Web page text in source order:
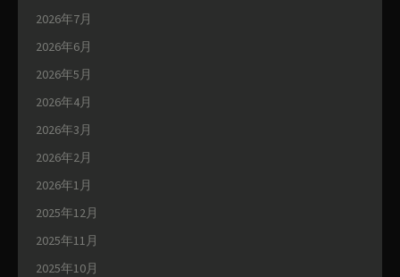
2026年7月
2026年6月
2026年5月
2026年4月
2026年3月
2026年2月
2026年1月
2025年12月
2025年11月
2025年10月